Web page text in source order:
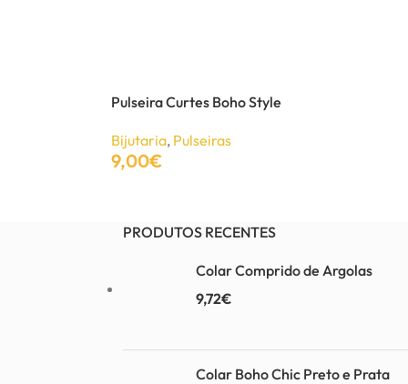
Pulseira Curtes Boho Style
Bijutaria, Pulseiras
9,00€
PRODUTOS RECENTES
Colar Comprido de Argolas
9,72€
Colar Boho Chic Preto e Prata